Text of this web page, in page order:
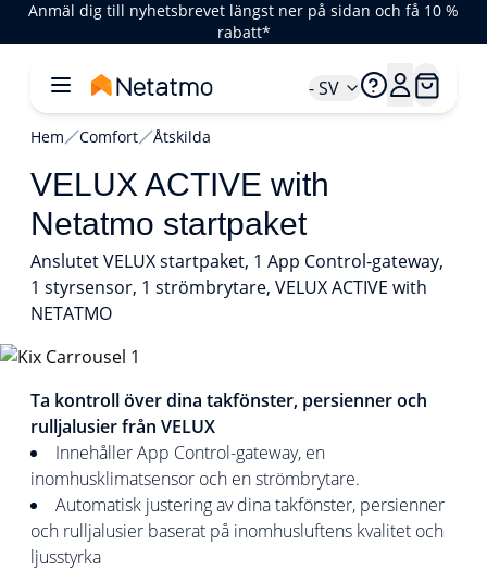
Anmäl dig till nyhetsbrevet längst ner på sidan och få 10 %
rabatt*
- SV
Hem Comfort Åtskilda
VELUX ACTIVE with
Netatmo startpaket
Anslutet VELUX startpaket, 1 App Control-gateway,
1 styrsensor, 1 strömbrytare, VELUX ACTIVE with
NETATMO
Ta kontroll över dina takfönster, persienner och
rulljalusier från VELUX
Innehåller App Control-gateway, en
inomhusklimatsensor och en strömbrytare.
Automatisk justering av dina takfönster, persienner
och rulljalusier baserat på inomhusluftens kvalitet och
ljusstyrka